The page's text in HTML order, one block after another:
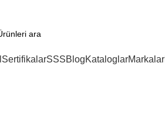
SertifikalarSSSBlogKataloglarMarkalar